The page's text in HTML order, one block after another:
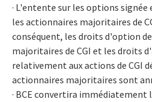
· L'entente sur les options signée
les actionnaires majoritaires de
conséquent, les droits d'option
majoritaires de CGI et les droits
relativement aux actions de CGI
actionnaires majoritaires sont
· BCE convertira immédiatement